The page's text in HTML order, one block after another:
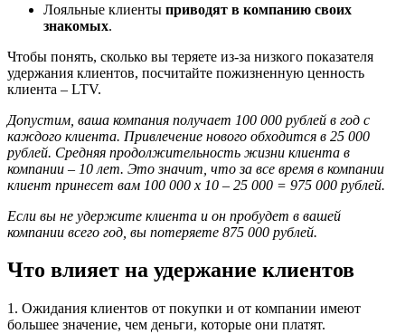
Лояльные клиенты приводят в компанию своих
знакомых.
Чтобы понять, сколько вы теряете из-за низкого показателя
удержания клиентов, посчитайте пожизненную ценность
клиента – LTV.
Допустим, ваша компания получает 100 000 рублей в год с
каждого клиента. Привлечение нового обходится в 25 000
рублей. Средняя продолжительность жизни клиента в
компании – 10 лет. Это значит, что за все время в компании
клиент принесет вам 100 000 х 10 – 25 000 = 975 000 рублей.
Если вы не удержите клиента и он пробудет в вашей
компании всего год, вы потеряете 875 000 рублей.
Что влияет на удержание клиентов
1. Ожидания клиентов от покупки и от компании имеют
большее значение, чем деньги, которые они платят.